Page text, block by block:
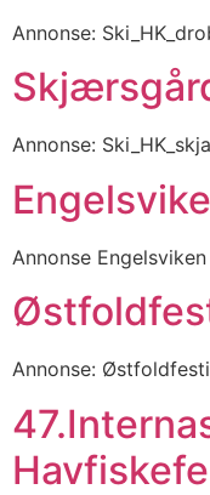
Annonse:
Annonse:
Annonse
Annonse: